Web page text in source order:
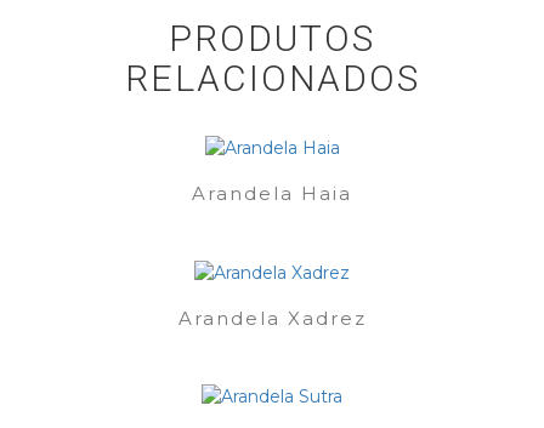
PRODUTOS
RELACIONADOS
Arandela Haia
Arandela Xadrez